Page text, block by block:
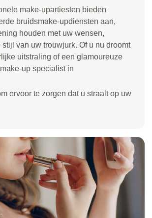
make-upartiesten bieden
bruidsmake-updiensten aan,
houden met uw wensen,
stijl van uw trouwjurk. Of u nu droomt
uitstraling of een glamoureuze
up specialist in
ervoor te zorgen dat u straalt op uw